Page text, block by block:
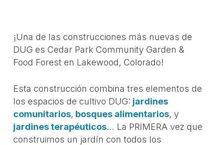
¡Una de las construcciones más nuevas de
DUG es Cedar Park Community Garden &
Food Forest en Lakewood, Colorado!
Esta construcción combina tres elementos de
los espacios de cultivo DUG: jardines
comunitarios, bosques alimentarios, y
jardines terapéuticos… La PRIMERA vez que
construimos un jardín con todos los